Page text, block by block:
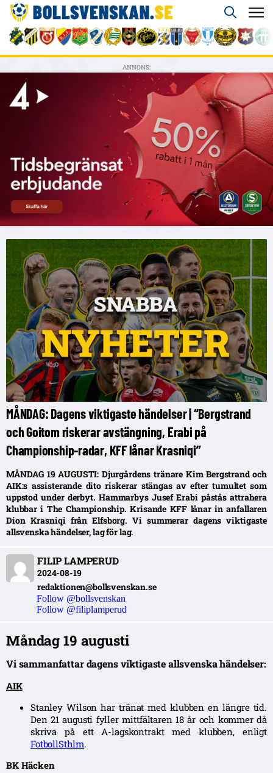
ANNONS:
MÅNDAG: Dagens viktigaste händelser | “Bergstrand
och Goitom riskerar avstängning, Erabi på
Championship-radar, KFF lånar Krasniqi”
MÅNDAG 19 AUGUSTI: Djurgårdens tränare Kim Bergstrand och
AIK:s assisterande dito riskerar stängas av efter tumultet som
uppstod under derbyt. Hammarbys Jusef Erabi påstås attrahera
klubbar i The Championship. Krisande KFF lånar in anfallaren
Dion Krasniqi från Elfsborg. Vi summerar dagens viktigaste
allsvenska händelser, lag för lag.
FILIP LAMPERUD
2024-08-19
redaktionen@bollsvenskan.se
Follow @bollsvenskan
Follow @filiplamperud
Måndag 19 augusti
Vi sammanfattar dagens viktigaste allsvenska händelser:
AIK
Stanley Wilson har tränat med klubben en längre tid.
Den 21 augusti fyller mittfältaren 18 år och kommer då
skriva på ett A-lagskontrakt med klubben, enligt
FotbollSthlm.
BK Häcken